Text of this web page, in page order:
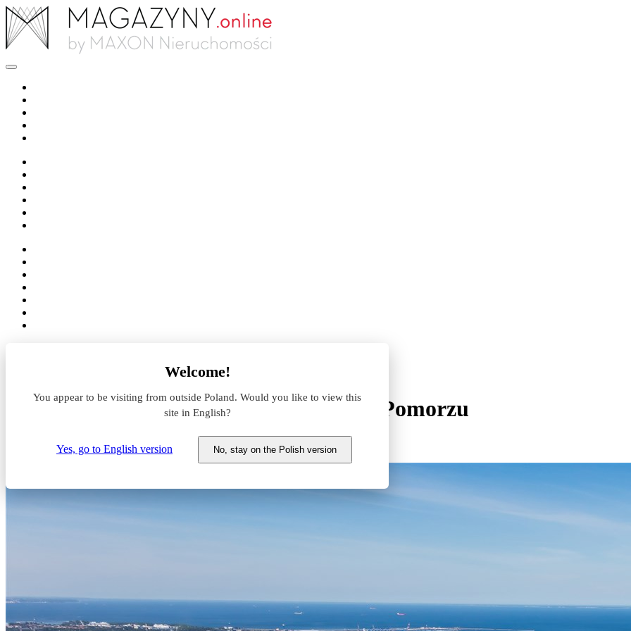
Welcome!
You appear to be visiting from outside Poland. Would you like to view this
site in English?
Yes, go to English version No, stay on the Polish version
Startuje kolejna budowa Panattoni na Pomorzu
Startuje kolejna budowa Panattoni na Pomorzu
21 kwietnia 2023